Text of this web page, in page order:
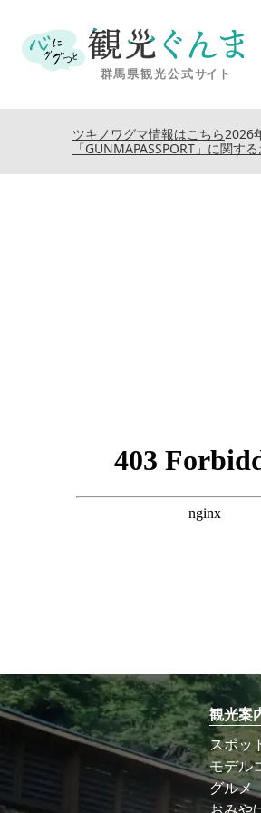
2026
ツキノワグマ情報はこちら
「GUNMAPASSPORT」に関す
観光案
スポッ
モデル
グルメ